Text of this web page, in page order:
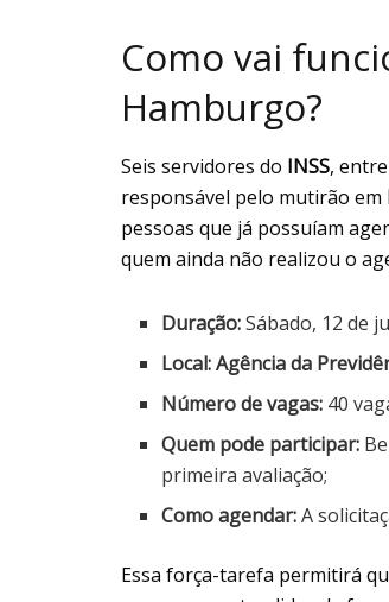
Como vai
Hamburgo?
Seis servidores do INSS,
responsável pelo mutirão em
pessoas que já possuíam
quem ainda não realizou o
Duração:Sábado, 12 de
Local:Agência da
Número de vagas: 40
Quem pode participar:
primeira avaliação;
Como agendar:A
Essa força-tarefa permitirá